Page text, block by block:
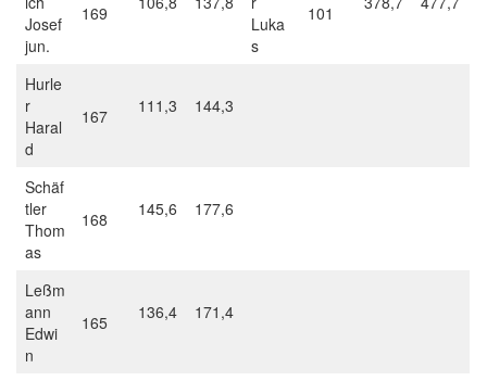
Josef
jun.
169
Luka
s
101
Hurle
r
Haral
d
167 111,3 144,3
Schäf
tler
Thom
as
168 145,6 177,6
Leßm
ann
Edwi
n
165 136,4 171,4